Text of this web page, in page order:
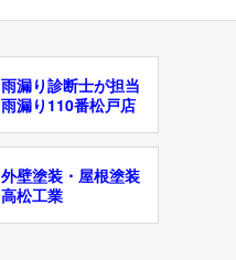
雨漏り診断士が担当
雨漏り110番松戸店
外壁塗装・屋根塗装
高松工業